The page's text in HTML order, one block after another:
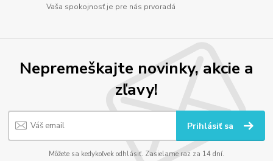
Vaša spokojnosť je pre nás prvoradá
Nepremeškajte novinky, akcie a
zľavy!
Prihlásiť sa
Môžete sa kedykoľvek odhlásiť. Zasielame raz za 14 dní.